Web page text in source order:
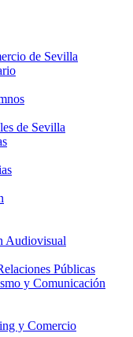
de Sevilla
de Sevilla
Audiovisual
Públicas
y Comunicación
y Comercio